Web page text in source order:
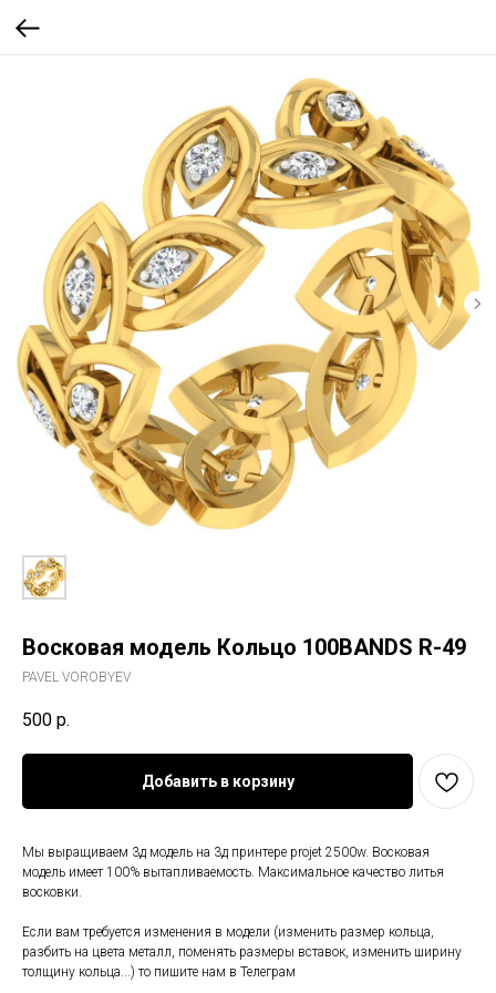
Восковая модель Кольцо 100BANDS R-49
PAVEL VOROBYEV
500 р.
Добавить в корзину
Мы выращиваем 3д модель на 3д принтере projet 2500w. Восковая
модель имеет 100% вытапливаемость. Максимальное качество литья
восковки.
Если вам требуется изменения в модели (изменить размер кольца,
разбить на цвета металл, поменять размеры вставок, изменить ширину
толщину кольца...) то пишите нам в Телеграм